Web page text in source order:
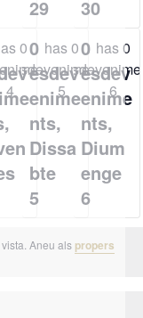
29 30
0
4
has 0
esdeveniments,
5
0
esdev
enime
nts,
Dissa
bte
5
has 0
6
0
esdev
enime
nts,
Dium
enge
6
Aneu als propers